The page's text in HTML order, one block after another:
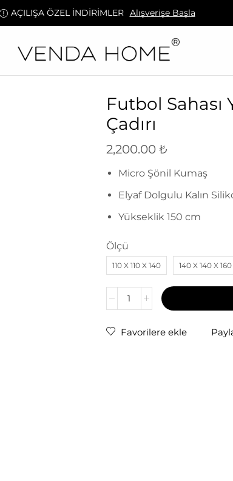
AÇILIŞA ÖZEL İNDİRİMLER Alışverişe Başla
Futbol Sahası
Çadırı
2,200.00 ₺
Micro Şönil Kumaş
Elyaf Dolgulu Kalın
Yükseklik 150 cm
Ölçü
110 X 110 X 140 140 X 140 X 160
Favorilere ekle